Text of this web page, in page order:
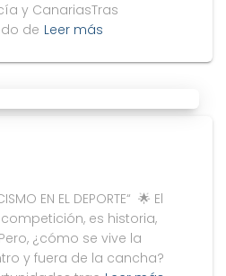
y CanariasTras
de Leer más
EN EL DEPORTE“ 🌟 El
es historia,
¿cómo se vive la
y fuera de la cancha?